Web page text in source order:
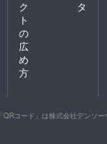
ク
ト
の
広
め
方
タ
「QRコード」は株式会社デンソ